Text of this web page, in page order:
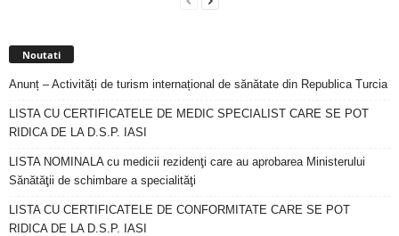
Noutati
Anunț – Activități de turism internațional de sănătate din Republica Turcia
LISTA CU CERTIFICATELE DE MEDIC SPECIALIST CARE SE POT
RIDICA DE LA D.S.P. IASI
LISTA NOMINALA cu medicii rezidenţi care au aprobarea Ministerului
Sănătăţii de schimbare a specialităţi
LISTA CU CERTIFICATELE DE CONFORMITATE CARE SE POT
RIDICA DE LA D.S.P. IASI